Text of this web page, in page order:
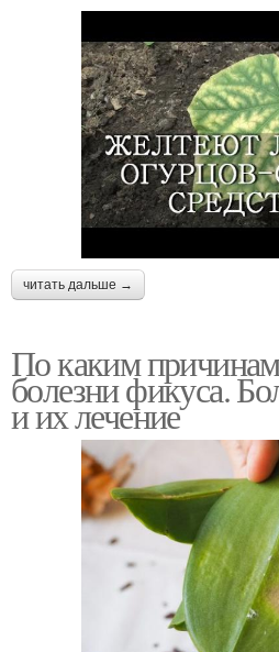
читать дальше →
По каким
болезни фикуса.
и их лечение